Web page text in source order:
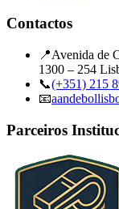
Contactos
📍Avenida de
1300 – 254
📞(+351) 215
📧
Parceiros